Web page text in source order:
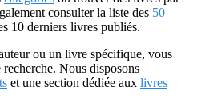
consulter la liste des 50
10 derniers livres publiés.
ou un livre spécifique, vous
Nous disposons
et une section dédiée aux livres